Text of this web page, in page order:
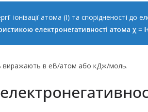
іонізації атома (I) та спорідненості до
електронегативності атома χ =
виражають в еВ/атом або кДж/моль.